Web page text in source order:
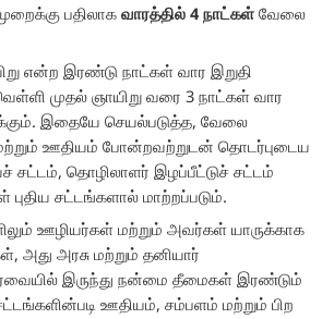
பதிலாகவாரத்தில் 4 நாட்கள்வேலை
என்ற இரண்டு நாட்கள் வார இறுதி
முதல் ஞாயிறு வரை 3 நாட்கள் வார
இதையே செயல்படுத்த, வேலை
மற்றும் ஊதியம் போன்றவற்றுடன் தொடர்புடைய
சட்டம், தொழிலாளர் இழப்பீட்டுச் சட்டம்
சட்டங்களால் மாற்றப்படும்.
ஊழியர்கள் மற்றும் அவர்கள் யாருக்காக
அது அரசு மற்றும் தனியார்
இருந்து நன்மை தீமைகள் இரண்டும்
ஊதியம், சம்பளம் மற்றும் பிற